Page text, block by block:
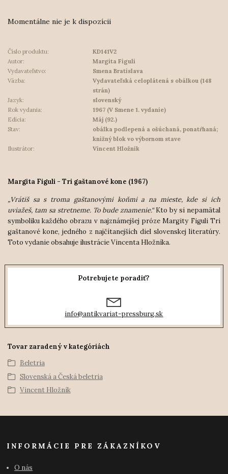
Momentálne nie je k dispozícii
Číslo produktu:
KD141V2
Autor:
Margita Figuli
Vydavateľstvo:
Smena Bratislava
Väzba:
Vydavateľská celoplátená s obálkou (148
strán)
Jazyk:
slovenský
Rok vydania:
1967 (V Smene 1. vydanie)
Edícia:
Máj (92.)
Stav:
obálka podlepená a ošúchaná, ponatŕhaná;
knižný blok vo výbornom stave
Ilustrátor:
Vincent Hložník
Margita Figuli - Tri gaštanové kone (1967)
„Vrátiš sa s troma gaštanovými koňmi a na mieste, kde si ich
uviažeš, tam sa stretneme. To bude znamenie.“Kto by si nepamätal
symboliku každého obrazu v najznámejšej próze Margity Figuli Tri
gaštanové kone, jedného z najčítanejších diel slovenskej literatúry.
Toto vydanie obsahuje ilustrácie Vincenta Hložníka.
Potrebujete poradiť?
info@antikvariat-pressburg.sk
Tovar zaradený v kategóriách
Beletria
Slovenská a Česká beletria
Vincent Hložník
INFORMÁCIE PRE ZÁKAZNÍKOV
O nás